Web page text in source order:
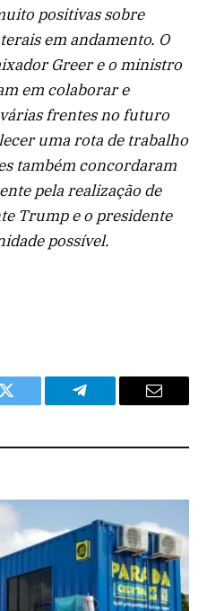
positivas sobre
em andamento. O
Greer e o ministro
em colaborar e
frentes no futuro
uma rota de trabalho
também concordaram
pela realização de
Trump e o presidente
possível.
Twitter Telegram Email